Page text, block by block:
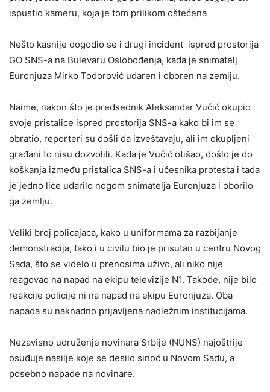
ispustio kameru, koja je tom prilikom oštećena
Nešto kasnije dogodio se i drugi incident ispred prostorija
GO SNS-a na Bulevaru Oslobođenja, kada je snimatelj
Euronjuza Mirko Todorović udaren i oboren na zemlju.
Naime, nakon što je predsednik Aleksandar Vučić okupio
svoje pristalice ispred prostorija SNS-a kako bi im se
obratio, reporteri su došli da izveštavaju, ali im okupljeni
građani to nisu dozvolili. Kada je Vučić otišao, došlo je do
koškanja između pristalica SNS-a i učesnika protesta i tada
je jedno lice udarilo nogom snimatelja Euronjuza i oborilo
ga zemlju.
Veliki broj policajaca, kako u uniformama za razbijanje
demonstracija, tako i u civilu bio je prisutan u centru Novog
Sada, što se videlo u prenosima uživo, ali niko nije
reagovao na napad na ekipu televizije N1. Takođe, nije bilo
reakcije policije ni na napad na ekipu Euronjuza. Oba
napada su naknadno prijavljena nadležnim institucijama.
Nezavisno udruženje novinara Srbije (NUNS) najoštrije
osuđuje nasilje koje se desilo sinoć u Novom Sadu, a
posebno napade na novinare.